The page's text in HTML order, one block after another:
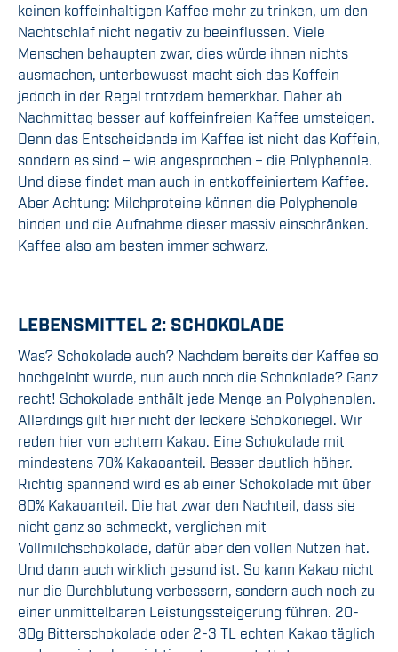
keinen koffeinhaltigen Kaffee mehr zu trinken, um den
Nachtschlaf nicht negativ zu beeinflussen. Viele
Menschen behaupten zwar, dies würde ihnen nichts
ausmachen, unterbewusst macht sich das Koffein
jedoch in der Regel trotzdem bemerkbar. Daher ab
Nachmittag besser auf koffeinfreien Kaffee umsteigen.
Denn das Entscheidende im Kaffee ist nicht das Koffein,
sondern es sind – wie angesprochen – die Polyphenole.
Und diese findet man auch in entkoffeiniertem Kaffee.
Aber Achtung: Milchproteine können die Polyphenole
binden und die Aufnahme dieser massiv einschränken.
Kaffee also am besten immer schwarz.
LEBENSMITTEL 2: SCHOKOLADE
Was? Schokolade auch? Nachdem bereits der Kaffee so
hochgelobt wurde, nun auch noch die Schokolade? Ganz
recht! Schokolade enthält jede Menge an Polyphenolen.
Allerdings gilt hier nicht der leckere Schokoriegel. Wir
reden hier von echtem Kakao. Eine Schokolade mit
mindestens 70% Kakaoanteil. Besser deutlich höher.
Richtig spannend wird es ab einer Schokolade mit über
80% Kakaoanteil. Die hat zwar den Nachteil, dass sie
nicht ganz so schmeckt, verglichen mit
Vollmilchschokolade, dafür aber den vollen Nutzen hat.
Und dann auch wirklich gesund ist. So kann Kakao nicht
nur die Durchblutung verbessern, sondern auch noch zu
einer unmittelbaren Leistungssteigerung führen. 20-
30g Bitterschokolade oder 2-3 TL echten Kakao täglich